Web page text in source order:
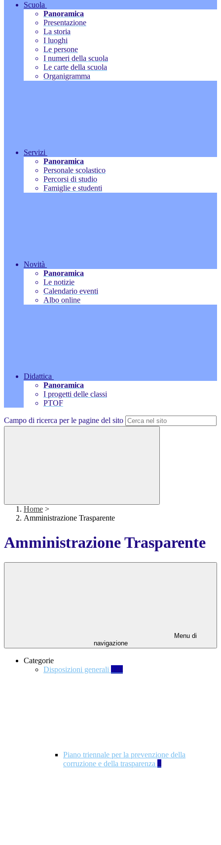
Scuola
Panoramica
Presentazione
La storia
I luoghi
Le persone
I numeri della scuola
Le carte della scuola
Organigramma
Servizi
Panoramica
Personale scolastico
Percorsi di studio
Famiglie e studenti
Novità
Panoramica
Le notizie
Calendario eventi
Albo online
Didattica
Panoramica
I progetti delle classi
PTOF
Campo di ricerca per le pagine del sito
Home >
Amministrazione Trasparente
Amministrazione Trasparente
Menu di
navigazione
Categorie
Disposizioni generali 140
Piano triennale per la prevenzione della
corruzione e della trasparenza 4